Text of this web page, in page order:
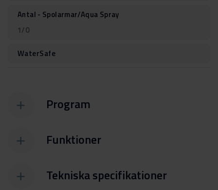
Antal - Spolarmar/Aqua Spray
1/0
WaterSafe
Program
Funktioner
Tekniska specifikationer